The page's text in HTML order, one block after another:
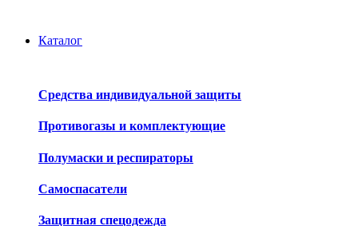
Каталог
Средства индивидуальной защиты
Противогазы и комплектующие
Полумаски и респираторы
Самоспасатели
Защитная спецодежда